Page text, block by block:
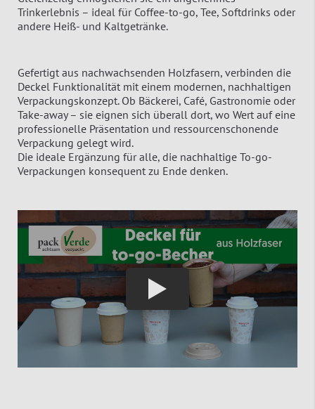
Trinkerlebnis – ideal für Coffee-to-go, Tee, Softdrinks oder
andere Heiß- und Kaltgetränke.
Gefertigt aus nachwachsenden Holzfasern, verbinden die
Deckel Funktionalität mit einem modernen, nachhaltigen
Verpackungskonzept. Ob Bäckerei, Café, Gastronomie oder
Take-away – sie eignen sich überall dort, wo Wert auf eine
professionelle Präsentation und ressourcenschonende
Verpackung gelegt wird.
Die ideale Ergänzung für alle, die nachhaltige To-go-
Verpackungen konsequent zu Ende denken.